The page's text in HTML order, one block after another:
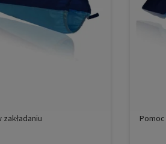
zakładaniu Pomoc